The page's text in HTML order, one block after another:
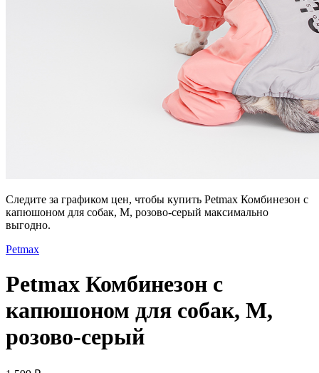
Следите за графиком цен, чтобы купить Petmax Комбинезон с
капюшоном для собак, M, розово-серый максимально
выгодно.
Petmax
Petmax Комбинезон с
капюшоном для собак, M,
розово-серый